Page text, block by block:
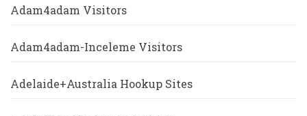
Adam4adam Visitors
Adam4adam-Inceleme Visitors
Adelaide+Australia Hookup Sites